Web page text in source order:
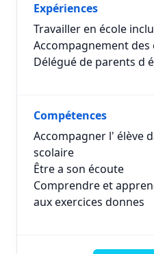
Expériences
Travailler en école
Accompagnement des
Délégué de parents d
Compétences
Accompagner l' élève
scolaire
Être a son écoute
Comprendre et
aux exercices donnes